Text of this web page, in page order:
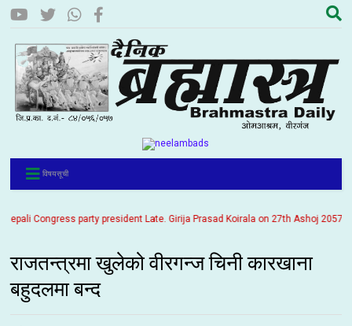
विषयसूची
party president Late. Girija Prasad Koirala on 27th Ashoj 2057. It
राजतन्त्रमा खुलेको वीरगन्ज चिनी कारखाना
बहुदलमा बन्द